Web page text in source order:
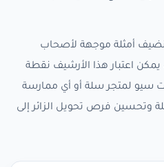
أمثلة موجهة لأصحاب
يمكن اعتبار هذا الأرشيف نقطة
سيو لمتجر سلة أو أي ممارسة
وتحسين فرص تحويل الزائر إلى